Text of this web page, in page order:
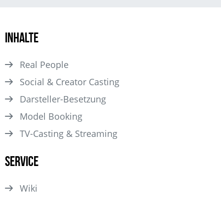
Inhalte
Real People
Social & Creator Casting
Darsteller­-Besetzung
Model Booking
TV-Casting & Streaming
Service
Wiki